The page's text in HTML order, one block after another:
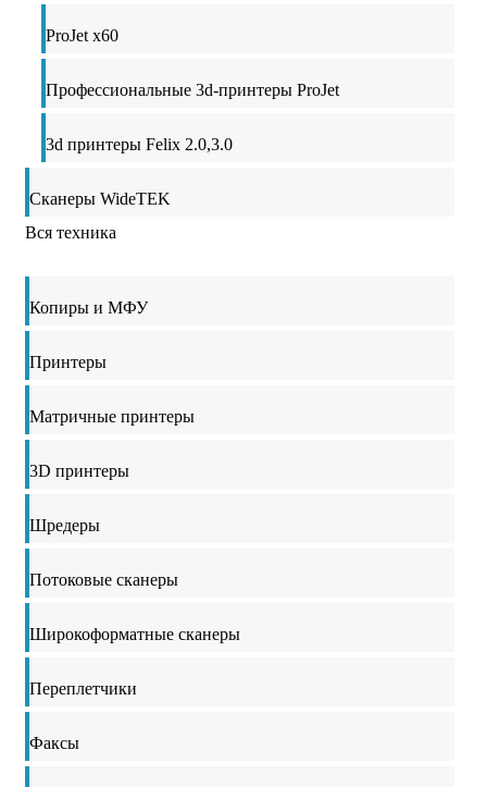
ProJet x60
Профессиональные 3d-принтеры ProJet
3d принтеры Felix 2.0,3.0
Сканеры WideTEK
Вся техника
Копиры и МФУ
Принтеры
Матричные принтеры
3D принтеры
Шредеры
Потоковые сканеры
Широкоформатные сканеры
Переплетчики
Факсы